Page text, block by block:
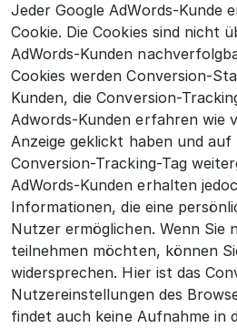
Jeder Google AdWords-Kunde
Cookie. Die Cookies sind nicht
AdWords-Kunden
Cookies werden Conversion-
Kunden, die Conversion-
Adwords-Kunden erfahren wie
Anzeige geklickt haben und auf
Conversion-Tracking-Tag
AdWords-Kunden erhalten
Informationen, die eine
Nutzer ermöglichen. Wenn Sie
teilnehmen möchten, können
widersprechen. Hier ist das
Nutzereinstellungen des
findet auch keine Aufnahme in